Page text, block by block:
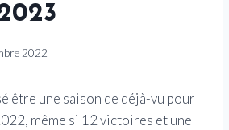
2022
être une saison de déjà-vu pour
même si 12 victoires et une